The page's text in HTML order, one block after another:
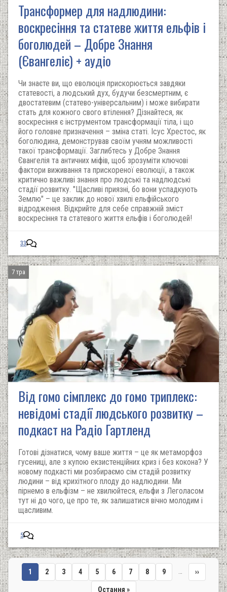
Трансформер для надлюдини:
воскресіння та статеве життя ельфів і
боголюдей – Добре Знання
(Євангеліє) + аудіо
Чи знаєте ви, що еволюція прискорюється завдяки
статевості, а людський дух, будучи безсмертним, є
двостатевим (статево-універсальним) і може вибирати
стать для кожного свого втілення? Дізнайтеся, як
воскресіння є інструментом трансформації тіла, і що
його головне призначення – зміна статі. Ісус Хрестос, як
боголюдина, демонстрував своїм учням можливості
такої трансформації. Заглибтесь у Добре Знання
Євангелія та античних міфів, щоб зрозуміти ключові
фактори виживання та прискореної еволюції, а також
критично важливі знання про людські та надлюдські
стадії розвитку. "Щасливі приязні, бо вони успадкують
Землю" – це заклик до нової хвилі ельфійського
відродження. Відкрийте для себе справжній зміст
воскресіння та статевого життя ельфів і боголюдей!
33
7 тра
Від гомо сімплекс до гомо триплекс:
невідомі стадії людського розвитку –
подкаст на Радіо Гартленд
Готові дізнатися, чому ваше життя – це як метаморфоз
гусениці, але з купою екзистенційних криз і без кокона? У
новому подкасті ми розбираємо сім стадій розвитку
людини – від крихітного плоду до надлюдини. Ми
пірнемо в ельфізм – не хвилюйтеся, ельфи з Леголасом
тут ні до чого, це про те, як залишатися вічно молодим і
щасливим.
5
Поточна
сторінка
1 Сторінка
2 Сторінка
3 Сторінка
4 Сторінка
5 Сторінка
6 Сторінка
7 Сторінка
8 Сторінка
9
Наступна
сторінка
››
Остання
Остання »